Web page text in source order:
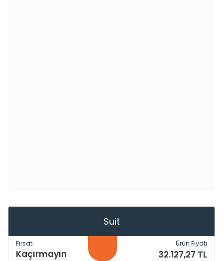
Suit
Fırsatı
Kaçırmayın
Ürün Fiyatı
32.127,27 TL